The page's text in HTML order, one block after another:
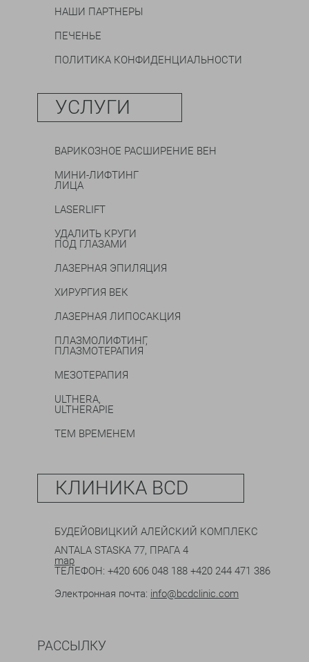
НАШИ ПАРТНЕРЫ
ПЕЧЕНЬЕ
ПОЛИТИКА КОНФИДЕНЦИАЛЬНОСТИ
УСЛУГИ
ВАРИКОЗНОЕ РАСШИРЕНИЕ ВЕН
МИНИ-ЛИФТИНГ
ЛИЦА
LASERLIFT
УДАЛИТЬ КРУГИ
ПОД ГЛАЗАМИ
ЛАЗЕРНАЯ ЭПИЛЯЦИЯ
ХИРУРГИЯ ВЕК
ЛАЗЕРНАЯ ЛИПОСАКЦИЯ
ПЛАЗМОЛИФТИНГ,
ПЛАЗМОТЕРАПИЯ
МЕЗОТЕРАПИЯ
ULTHERA,
ULTHERAPIE
ТЕМ ВРЕМЕНЕМ
КЛИНИКА BCD
БУДЕЙОВИЦКИЙ АЛЕЙСКИЙ КОМПЛЕКС
ANTALA STASKA 77, ПРАГА 4
map
ТЕЛЕФОН: +420 606 048 188 +420 244 471 386
Электронная почта: info@bcdclinic.com
РАССЫЛКУ